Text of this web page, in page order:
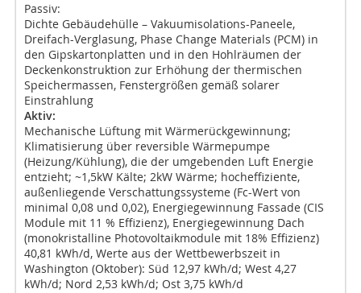
Passiv:
Dichte Gebäudehülle – Vakuumisolations-Paneele,
Dreifach-Verglasung, Phase Change Materials (PCM) in
den Gipskartonplatten und in den Hohlräumen der
Deckenkonstruktion zur Erhöhung der thermischen
Speichermassen, Fenstergrößen gemäß solarer
Einstrahlung
Aktiv:
Mechanische Lüftung mit Wärmerückgewinnung;
Klimatisierung über reversible Wärmepumpe
(Heizung/Kühlung), die der umgebenden Luft Energie
entzieht; ~1,5kW Kälte; 2kW Wärme; hocheffiziente,
außenliegende Verschattungssysteme (Fc-Wert von
minimal 0,08 und 0,02), Energiegewinnung Fassade (CIS
Module mit 11 % Effizienz), Energiegewinnung Dach
(monokristalline Photovoltaikmodule mit 18% Effizienz)
40,81 kWh/d, Werte aus der Wettbewerbszeit in
Washington (Oktober): Süd 12,97 kWh/d; West 4,27
kWh/d; Nord 2,53 kWh/d; Ost 3,75 kWh/d